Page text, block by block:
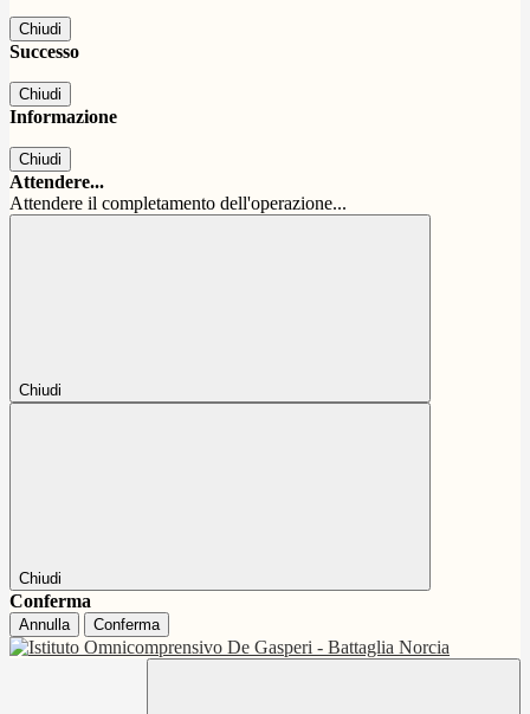
Chiudi
Successo
Chiudi
Informazione
Chiudi
Attendere...
Attendere il completamento dell'operazione...
Chiudi
Chiudi
Conferma
Annulla Conferma